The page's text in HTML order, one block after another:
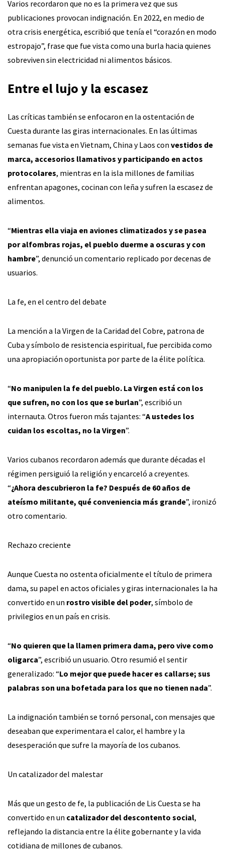
Varios recordaron que no es la primera vez que sus
publicaciones provocan indignación. En 2022, en medio de
otra crisis energética, escribió que tenía el “corazón en modo
estropajo”, frase que fue vista como una burla hacia quienes
sobreviven sin electricidad ni alimentos básicos.
Entre el lujo y la escasez
Las críticas también se enfocaron en la ostentación de
Cuesta durante las giras internacionales. En las últimas
semanas fue vista en Vietnam, China y Laos con vestidos de
marca, accesorios llamativos y participando en actos
protocolares, mientras en la isla millones de familias
enfrentan apagones, cocinan con leña y sufren la escasez de
alimentos.
“Mientras ella viaja en aviones climatizados y se pasea
por alfombras rojas, el pueblo duerme a oscuras y con
hambre”, denunció un comentario replicado por decenas de
usuarios.
La fe, en el centro del debate
La mención a la Virgen de la Caridad del Cobre, patrona de
Cuba y símbolo de resistencia espiritual, fue percibida como
una apropiación oportunista por parte de la élite política.
“No manipulen la fe del pueblo. La Virgen está con los
que sufren, no con los que se burlan”, escribió un
internauta. Otros fueron más tajantes: “A ustedes los
cuidan los escoltas, no la Virgen”.
Varios cubanos recordaron además que durante décadas el
régimen persiguió la religión y encarceló a creyentes.
“¿Ahora descubrieron la fe? Después de 60 años de
ateísmo militante, qué conveniencia más grande”, ironizó
otro comentario.
Rechazo creciente
Aunque Cuesta no ostenta oficialmente el título de primera
dama, su papel en actos oficiales y giras internacionales la ha
convertido en un rostro visible del poder, símbolo de
privilegios en un país en crisis.
“No quieren que la llamen primera dama, pero vive como
oligarca”, escribió un usuario. Otro resumió el sentir
generalizado: “Lo mejor que puede hacer es callarse; sus
palabras son una bofetada para los que no tienen nada”.
La indignación también se tornó personal, con mensajes que
deseaban que experimentara el calor, el hambre y la
desesperación que sufre la mayoría de los cubanos.
Un catalizador del malestar
Más que un gesto de fe, la publicación de Lis Cuesta se ha
convertido en un catalizador del descontento social,
reflejando la distancia entre la élite gobernante y la vida
cotidiana de millones de cubanos.